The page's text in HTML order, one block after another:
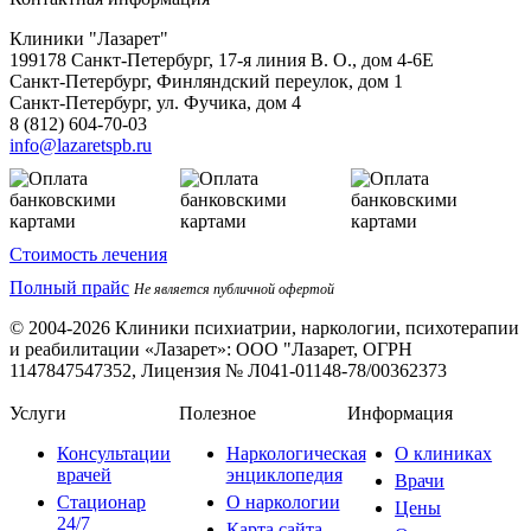
Клиники "Лазарет"
199178 Санкт-Петербург, 17-я линия В. О., дом 4-6Е
Санкт-Петербург, Финляндский переулок, дом 1
Санкт-Петербург, ул. Фучика, дом 4
8 (812) 604-70-03
info@lazaretspb.ru
Стоимость лечения
Полный прайс Не является публичной офертой
© 2004-2026 Клиники психиатрии, наркологии, психотерапии
и реабилитации «Лазарет»: ООО "Лазарет, ОГРН
1147847547352, Лицензия № Л041-01148-78/00362373
Услуги
Консультации
врачей
Стационар
24/7
Полезное
Наркологическая
энциклопедия
О наркологии
Информация
О клиниках
Врачи
Цены